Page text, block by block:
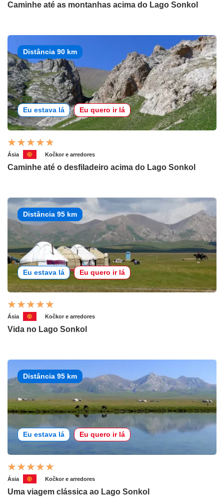
Caminhe até as montanhas acima do Lago Sonkol
Distância 90 km
Eu estava lá Eu quero ir lá
Ásia Kočkor e arredores
Caminhe até o desfiladeiro acima do Lago Sonkol
Distância 95 km
Eu estava lá Eu quero ir lá
Ásia Kočkor e arredores
Vida no Lago Sonkol
Distância 95 km
Eu estava lá Eu quero ir lá
Ásia Kočkor e arredores
Uma viagem clássica ao Lago Sonkol